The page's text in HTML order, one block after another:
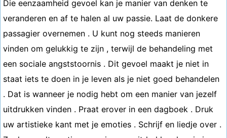
Die eenzaamheid gevoel kan je manier van denken te
veranderen en af ​​te halen al uw passie. Laat de donkere
passagier overnemen . U kunt nog steeds manieren
vinden om gelukkig te zijn , terwijl de behandeling met
een sociale angststoornis . Dit gevoel maakt je niet in
staat iets te doen in je leven als je niet goed behandelen
. Dat is wanneer je nodig hebt om een manier van jezelf
uitdrukken vinden . Praat erover in een dagboek . Druk
uw artistieke kant met je emoties . Schrijf en liedje over .